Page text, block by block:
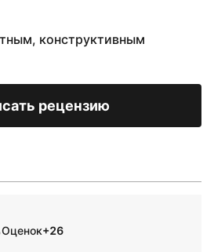
конструктивным
рецензию
Оценок+26